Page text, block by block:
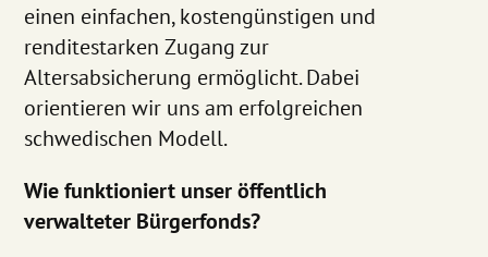
einen einfachen, kostengünstigen und
renditestarken Zugang zur
Altersabsicherung ermöglicht. Dabei
orientieren wir uns am erfolgreichen
schwedischen Modell.
Wie funktioniert unser öffentlich
verwalteter Bürgerfonds?